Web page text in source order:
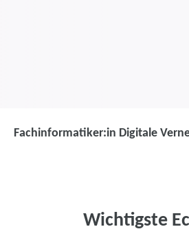
Fachinformatiker:in Digitale
Wichtigste